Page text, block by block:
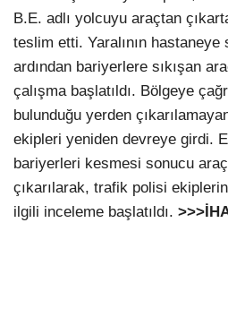
B.E. adlı yolcuyu araçtan
teslim etti. Yaralının
ardından bariyerlere sıkışan
çalışma başlatıldı. Bölgeye
bulunduğu yerden
ekipleri yeniden devreye girdi.
bariyerleri kesmesi sonucu araç
çıkarılarak, trafik polisi
ilgili inceleme başlatıldı.